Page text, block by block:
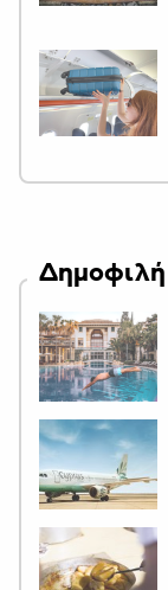
Δημοφιλή